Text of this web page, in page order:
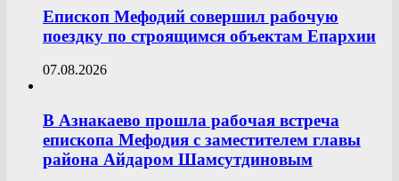
Епископ Мефодий совершил рабочую
поездку по строящимся объектам Епархии
07.08.2026
В Азнакаево прошла рабочая встреча
епископа Мефодия с заместителем главы
района Айдаром Шамсутдиновым